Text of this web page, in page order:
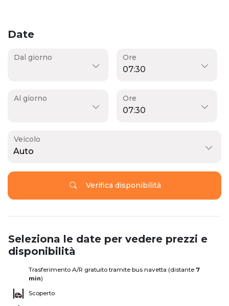
Date
Dal giorno Ore
Al giorno Ore
Veicolo
Auto
Verifica disponibilità
Seleziona le date per vedere prezzi e
disponibilità
Trasferimento A/R gratuito tramite bus navetta (distante 7
min)
Scoperto